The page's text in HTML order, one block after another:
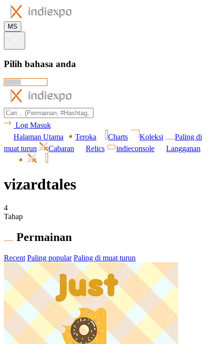
MS
Pilih bahasa anda
Log Masuk
Halaman Utama
Teroka Charts Koleksi
Paling di
muat turun
Cabaran Relics indieconsole Langganan
vizardtales
4
Tahap
Permainan
Recent Paling popular Paling di muat turun